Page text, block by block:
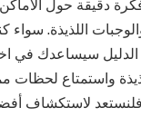
دقيقة حول
اللذيذة.
الدليل سيساعدك في
واستمتاع لحظات
لاستكشاف